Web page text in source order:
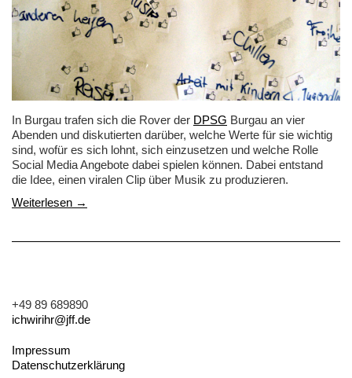
In Burgau trafen sich die Rover der DPSG Burgau an vier
Abenden und diskutierten darüber, welche Werte für sie wichtig
sind, wofür es sich lohnt, sich einzusetzen und welche Rolle
Social Media Angebote dabei spielen können. Dabei entstand
die Idee, einen viralen Clip über Musik zu produzieren.
Weiterlesen →
+49 89 689890
ichwirihr@jff.de
Impressum
Datenschutzerklärung